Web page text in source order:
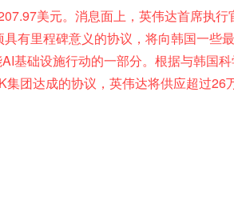
美元。消息面上，英伟达首席执行
有里程碑意义的协议，将向韩国一些
基础设施行动的一部分。根据与韩国
团达成的协议，英伟达将供应超过26